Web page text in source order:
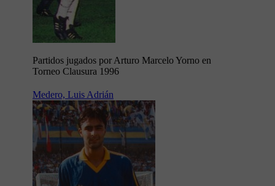
Partidos jugados por Arturo Marcelo Yorno en
Torneo Clausura 1996
Medero, Luis Adrián